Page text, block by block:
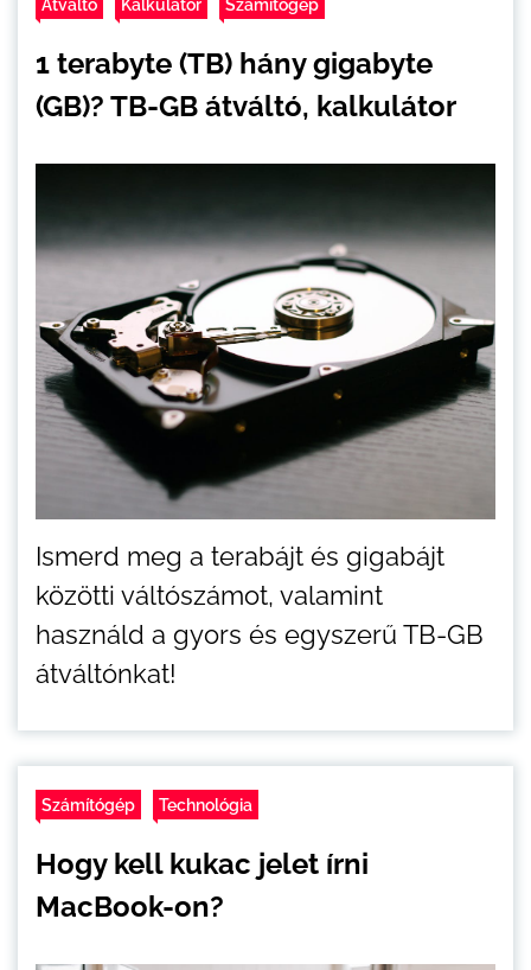
1 terabyte (TB) hány gigabyte
(GB)? TB-GB átváltó, kalkulátor
Ismerd meg a terabájt és gigabájt
közötti váltószámot, valamint
használd a gyors és egyszerű TB-GB
átváltónkat!
Számítógép Technológia
Hogy kell kukac jelet írni
MacBook-on?